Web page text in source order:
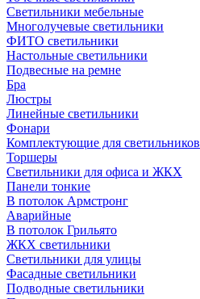
Светильники мебельные
Многолучевые светильники
ФИТО светильники
Настольные светильники
Подвесные на ремне
Бра
Люстры
Линейные светильники
Фонари
Комплектующие для светильников
Торшеры
Светильники для офиса и ЖКХ
Панели тонкие
В потолок Армстронг
Аварийные
В потолок Грильято
ЖКХ светильники
Светильники для улицы
Фасадные светильники
Подводные светильники